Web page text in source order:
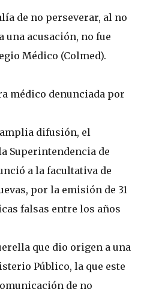
de no perseverar, al no
acusación, no fue
Médico (Colmed).
médico denunciada por
difusión, el
Superintendencia de
a la facultativa de
por la emisión de 31
falsas entre los años
que dio origen a una
Público, la que este
de no